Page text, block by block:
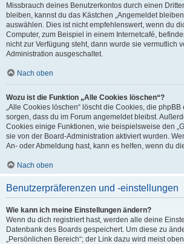
Missbrauch deines Benutzerkontos durch einen
bleiben, kannst du das Kästchen „Angemeldet
auswählen. Dies ist nicht empfehlenswert, wenn du
Computer, zum Beispiel in einem Internetcafé,
nicht zur Verfügung steht, dann wurde sie vermutlich
Administration ausgeschaltet.
Nach oben
Wozu ist die Funktion „Alle Cookies löschen“?
„Alle Cookies löschen“ löscht die Cookies, die
sorgen, dass du im Forum angemeldet bleibst.
Cookies einige Funktionen, wie beispielsweise den
sie von der Board-Administration aktiviert wurden.
An- oder Abmeldung hast, kann es helfen, wenn du
Nach oben
Benutzerpräferenzen und -einstellungen
Wie kann ich meine Einstellungen ändern?
Wenn du dich registriert hast, werden alle deine
Datenbank des Boards gespeichert. Um diese zu
„Persönlichen Bereich“; der Link dazu wird meist